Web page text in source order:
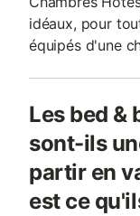
idéaux, pour
équipés d'une
Les bed &
sont-ils
partir en
est ce